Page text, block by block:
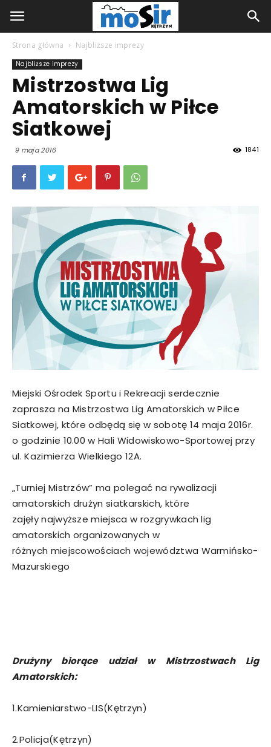
Strona główna Najbliższe imprezy
Najbliższe imprezy
Mistrzostwa Lig
Amatorskich w Piłce
Siatkowej
9 maja 2016 1841
Miejski Ośrodek Sportu i Rekreacji serdecznie
zaprasza na Mistrzostwa Lig Amatorskich w Piłce
Siatkowej, które odbędą się w sobotę 14 maja 2016r.
o godzinie 10.00 w Hali Widowiskowo-Sportowej przy
ul. Kazimierza Wielkiego 12A.
„Turniej Mistrzów” ma polegać na rywalizacji
amatorskich drużyn siatkarskich, które
zajęły najwyższe miejsca w rozgrywkach lig
amatorskich organizowanych w
różnych miejscowościach województwa Warmińsko-
Mazurskiego
Drużyny biorące udział w Mistrzostwach Lig
Amatorskich:
1.Kamieniarstwo-LIS(Kętrzyn)
2.Policja(Kętrzyn)